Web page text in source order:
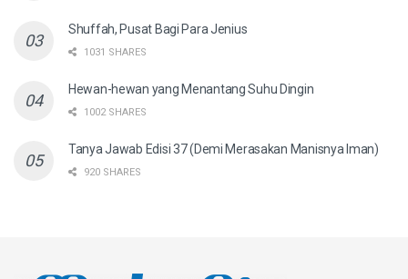
Shuffah, Pusat Bagi Para Jenius
1031 SHARES
Hewan-hewan yang Menantang Suhu Dingin
1002 SHARES
Tanya Jawab Edisi 37 (Demi Merasakan Manisnya Iman)
920 SHARES